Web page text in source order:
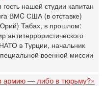
гость нашей студии капитан
ВМC США (в отставке)
Табах, в прошлом:
антитеррористического
в Турции, начальник
военной миссии
армию — либо в тюрьму?»